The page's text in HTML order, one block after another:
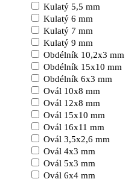
Kulatý 5,5 mm
Kulatý 6 mm
Kulatý 7 mm
Kulatý 9 mm
Obdélník 10,2x3 mm
Obdélník 15x10 mm
Obdélník 6x3 mm
Ovál 10x8 mm
Ovál 12x8 mm
Ovál 15x10 mm
Ovál 16x11 mm
Ovál 3,5x2,6 mm
Ovál 4x3 mm
Ovál 5x3 mm
Ovál 6x4 mm